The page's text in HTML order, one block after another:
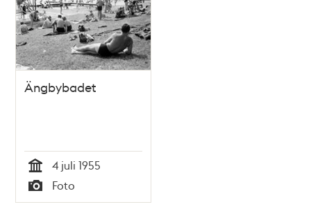
Ängbybadet
Tid
4 juli 1955
Typ
Foto